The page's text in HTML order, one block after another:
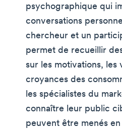
psychographique qui
conversations
chercheur et un
permet de recueillir
sur les motivations, les
croyances des
les spécialistes du
connaître leur public
peuvent être menés